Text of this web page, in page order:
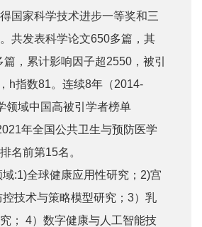
国家科学技术进步一等奖和三
共发表科学论文650多篇，其
，累计影响因子超2550，被引
h指数81。连续8年（2014-
领域中国高被引学者榜单
年全国公共卫生与预防医学
名前第15名。
:1)全球健康应用性研究；2)宫
技术与策略模型研究；3）乳
； 4）数字健康与人工智能技